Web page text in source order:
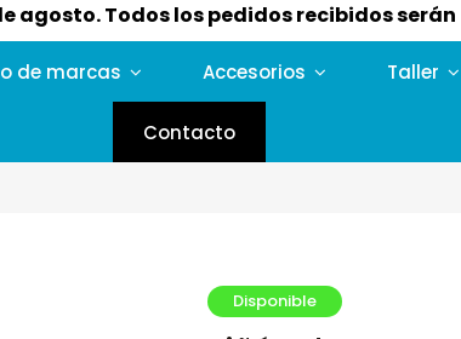
agosto. Todos los pedidos recibidos
de marcas Accesorios Taller
Contacto
Disponible